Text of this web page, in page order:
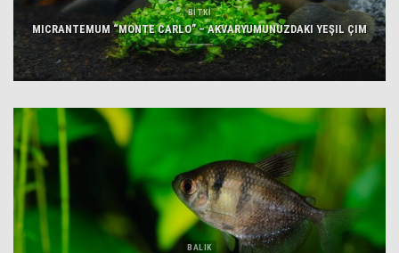
BİTKİ
MICRANTEMUM “MONTE CARLO” – AKVARYUMUNUZDAKI YEŞIL ÇIM
BALIK